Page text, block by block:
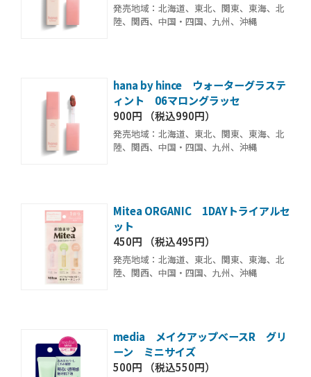
発売地域：北海道、東北、関東、東海、北
陸、関西、中国・四国、九州、沖縄
hana by hince ウォーターグラステ
ィント 06マロングラッセ
900円 （税込990円）
発売地域：北海道、東北、関東、東海、北
陸、関西、中国・四国、九州、沖縄
Mitea ORGANIC 1DAYトライアルセ
ット
450円 （税込495円）
発売地域：北海道、東北、関東、東海、北
陸、関西、中国・四国、九州、沖縄
media メイクアップベースR グリ
ーン ミニサイズ
500円 （税込550円）